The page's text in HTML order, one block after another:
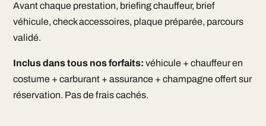
Avant chaque prestation, briefing chauffeur, brief
véhicule, check accessoires, plaque préparée, parcours
validé.
Inclus dans tous nos forfaits: véhicule + chauffeur en
costume + carburant + assurance + champagne offert sur
réservation. Pas de frais cachés.